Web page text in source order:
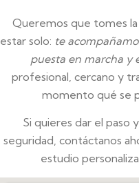
Queremos que tomes la
estar solo: te
puesta en marcha y
profesional, cercano y
momento qué se
Si quieres dar el paso
seguridad, contáctanos
estudio